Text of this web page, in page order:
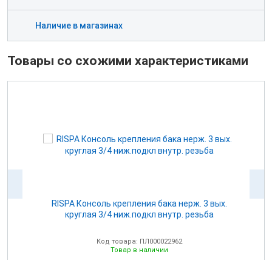
Наличие в магазинах
Товары со схожими характеристиками
RISPA Консоль крепления бака нерж. 3 вых.
круглая 3/4 ниж.подкл внутр. резьба
Код товара: ПЛ000022962
Товар в наличии